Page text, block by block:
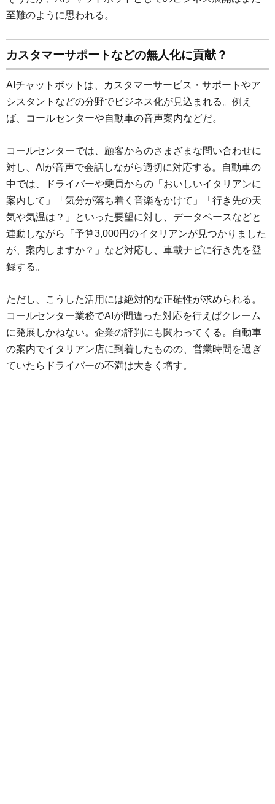
至難のように思われる。
カスタマーサポートなどの無人化に貢献？
AIチャットボットは、カスタマーサービス・サポートやア
シスタントなどの分野でビジネス化が見込まれる。例え
ば、コールセンターや自動車の音声案内などだ。
コールセンターでは、顧客からのさまざまな問い合わせに
対し、AIが音声で会話しながら適切に対応する。自動車の
中では、ドライバーや乗員からの「おいしいイタリアンに
案内して」「気分が落ち着く音楽をかけて」「行き先の天
気や気温は？」といった要望に対し、データベースなどと
連動しながら「予算3,000円のイタリアンが見つかりました
が、案内しますか？」など対応し、車載ナビに行き先を登
録する。
ただし、こうした活用には絶対的な正確性が求められる。
コールセンター業務でAIが間違った対応を行えばクレーム
に発展しかねない。企業の評判にも関わってくる。自動車
の案内でイタリアン店に到着したものの、営業時間を過ぎ
ていたらドライバーの不満は大きく増す。